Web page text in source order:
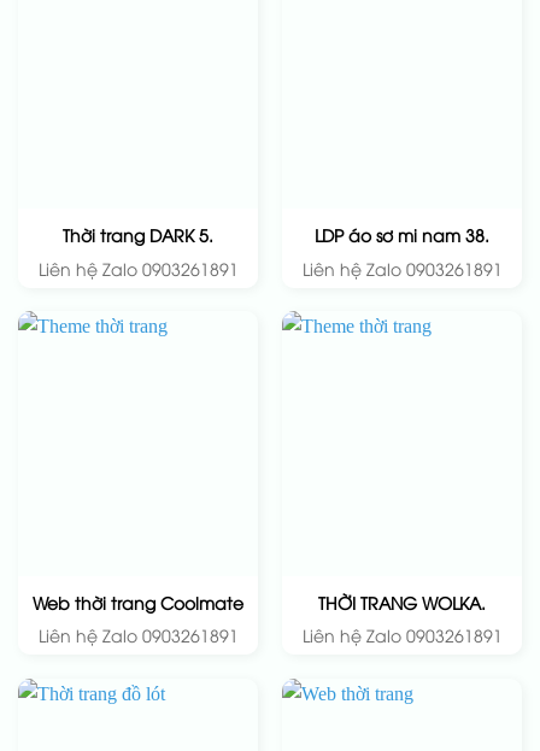
Thời trang DARK 5.
Liên hệ Zalo 0903261891
LDP áo sơ mi nam 38.
Liên hệ Zalo 0903261891
Web thời trang Coolmate
Liên hệ Zalo 0903261891
THỜI TRANG WOLKA.
Liên hệ Zalo 0903261891